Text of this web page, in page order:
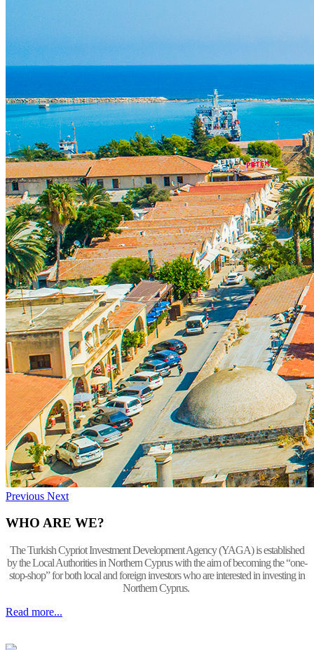
Previous Next
WHO ARE WE?
The Turkish Cypriot Investment Development Agency (YAGA) is established
by the Local Authorities in Northern Cyprus with the aim of becoming the “one-
stop-shop” for both local and foreign investors who are interested in investing in
Northern Cyprus.
Read more...